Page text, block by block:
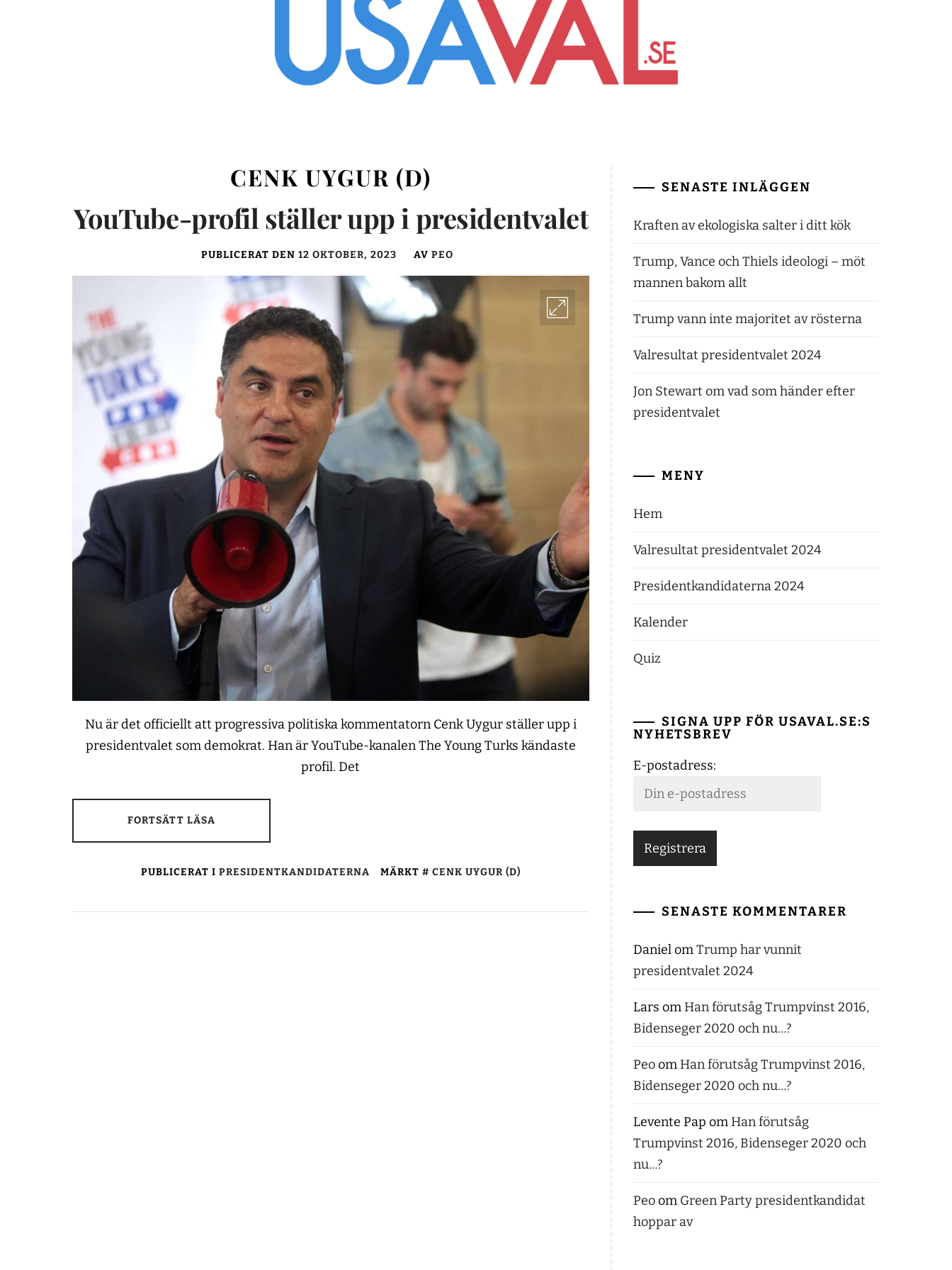
CENK UYGUR (D)
YouTube-profil ställer upp i presidentvalet
PUBLICERAT DEN 12 OKTOBER, 2023 AV PEO
Nu är det officiellt att progressiva politiska kommentatorn Cenk Uygur ställer upp i
presidentvalet som demokrat. Han är YouTube-kanalen The Young Turks kändaste
profil. Det
FORTSÄTT LÄSA
PUBLICERAT I PRESIDENTKANDIDATERNA MÄRKT CENK UYGUR (D)
SENASTE INLÄGGEN
Kraften av ekologiska salter i ditt kök
Trump, Vance och Thiels ideologi – möt
mannen bakom allt
Trump vann inte majoritet av rösterna
Valresultat presidentvalet 2024
Jon Stewart om vad som händer efter
presidentvalet
MENY
Hem
Valresultat presidentvalet 2024
Presidentkandidaterna 2024
Kalender
Quiz
SIGNA UPP FÖR USAVAL.SE:S
NYHETSBREV
E-postadress:
SENASTE KOMMENTARER
DanielomTrump har vunnit
presidentvalet 2024
Lars om Han förutsåg Trumpvinst 2016,
Bidenseger 2020 och nu…?
Peoom Han förutsåg Trumpvinst 2016,
Bidenseger 2020 och nu…?
Levente Pap om Han förutsåg
Trumpvinst 2016, Bidenseger 2020 och
nu…?
Peoom Green Party presidentkandidat
hoppar av